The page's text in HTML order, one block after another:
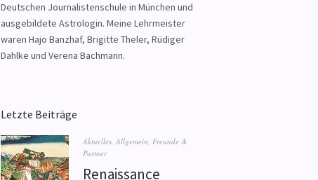
Deutschen Journalistenschule in München und
ausgebildete Astrologin. Meine Lehrmeister
waren Hajo Banzhaf, Brigitte Theler, Rüdiger
Dahlke und Verena Bachmann.
Letzte Beiträge
Aktuelles, Allgemein, Freunde &
Partner
Renaissance